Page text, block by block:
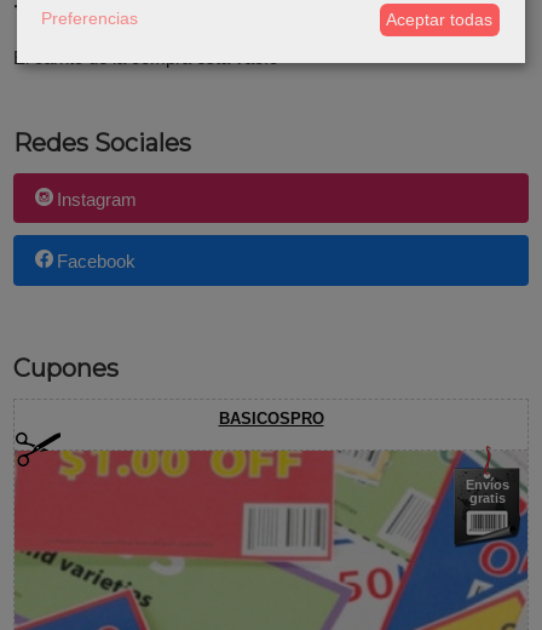
Tu Carrito (0)
El carrito de la compra está vacío
Redes Sociales
Instagram
Facebook
Cupones
BASICOSPRO
Envíos
gratis
Preferencias Aceptar todas